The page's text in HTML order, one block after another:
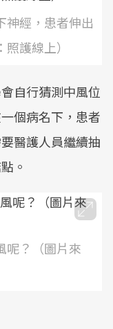
神經，患者伸出
護線上）
自行猜測中風位
個病名下，患者
醫護人員繼續抽
。
呢？（圖片來